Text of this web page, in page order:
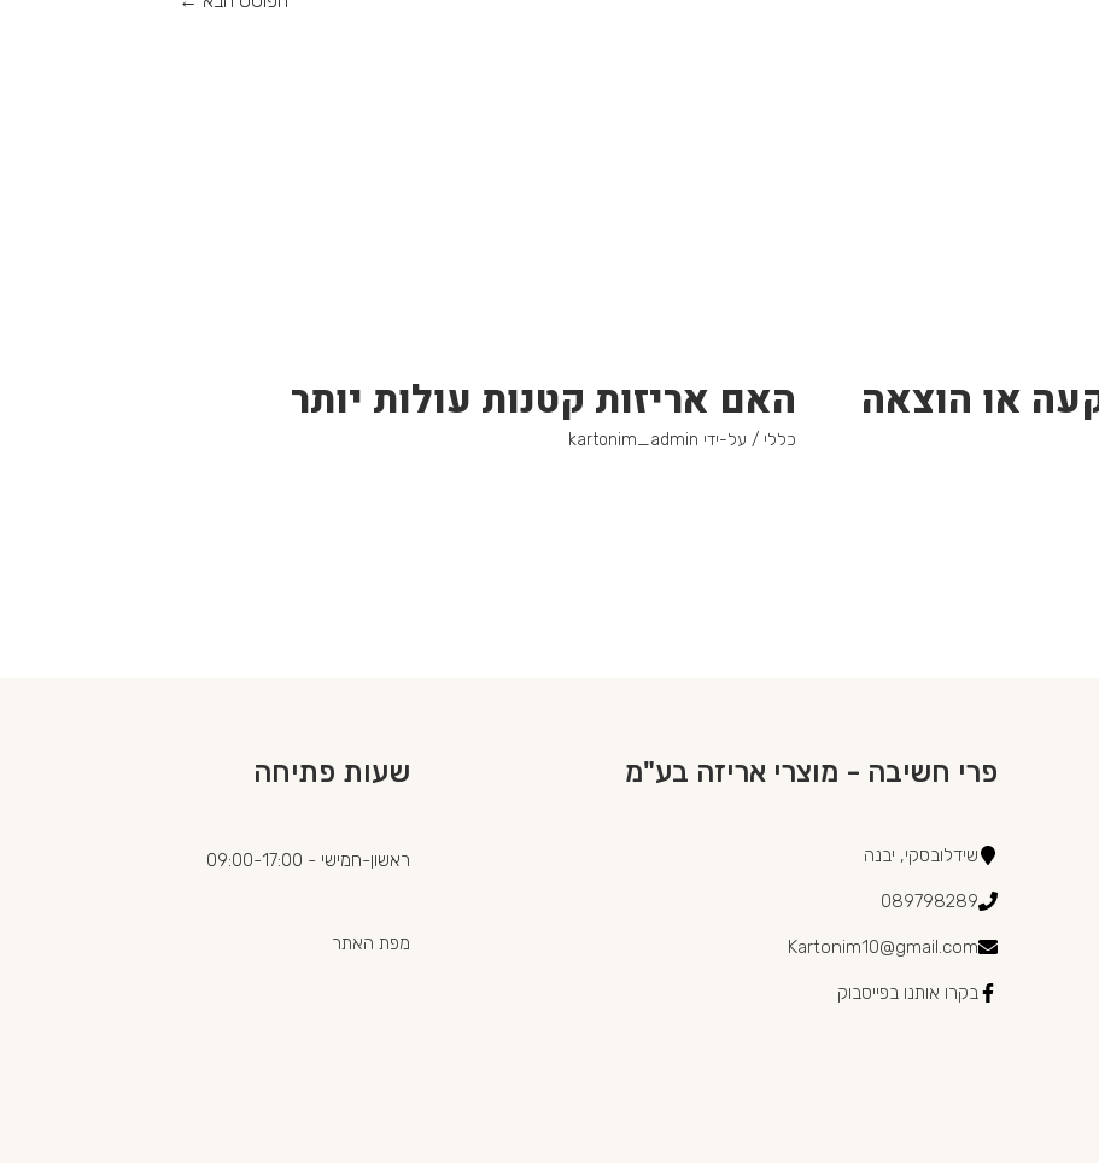
או הוצאה האם אריזות קטנות עולות יותר
כללי / על-ידי kartonim_admin
פרי חשיבה - מוצרי אריזה בע"מ
שידלובסקי, יבנה
089798289
Kartonim10@gmail.com
בקרו אותנו בפייסבוק
שעות פתיחה
ראשון-חמישי - 09:00-17:00
מפת האתר